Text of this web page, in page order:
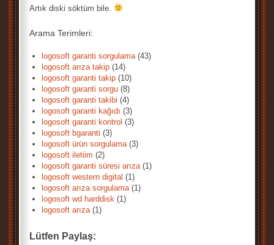
Artık diski söktüm bile.
Arama Terimleri:
logosoft garanti sorgulama(43)
logosoft arıza takip (14)
logosoft garanti takip (10)
logosoft garanti sorgu (8)
logosoft garanti takibi (4)
logosoft garanti kağıdı (3)
logosoft garanti kontrol (3)
logosoft bgaranti (3)
logosoft ürün sorgulama(3)
logosoft iletiim (2)
logosoft garanti süresi arıza(1)
logosoft western digital (1)
logosoft arıza sorgulama(1)
logosoft wd harddisk (1)
logosoft arıza(1)
Lütfen Paylaş: